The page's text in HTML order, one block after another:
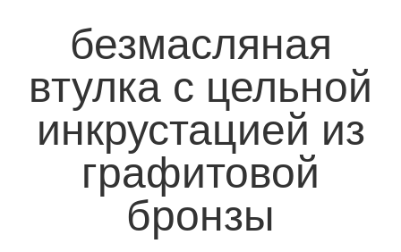
безмасляная
втулка с цельной
инкрустацией из
графитовой
бронзы